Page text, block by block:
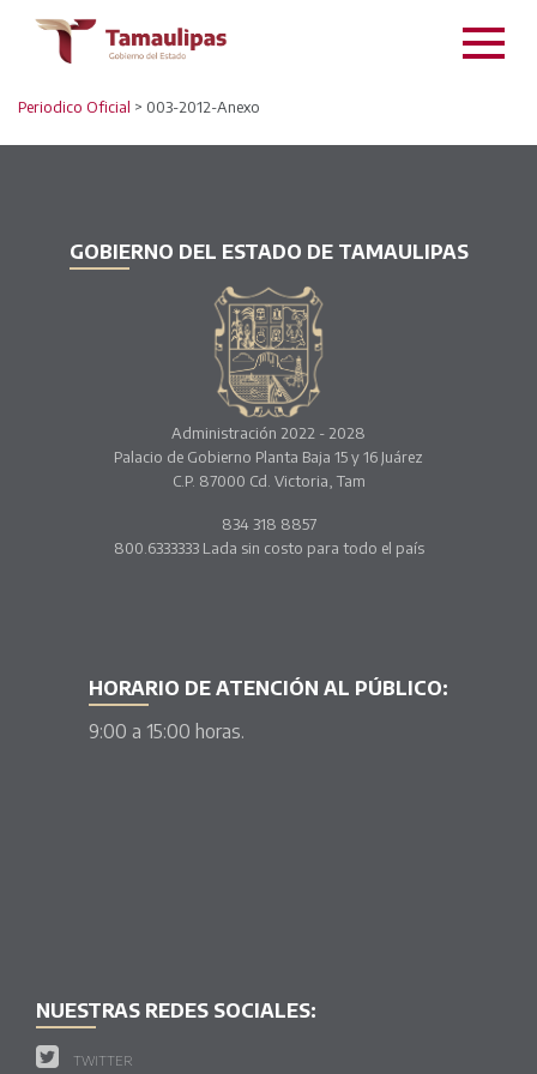
Periodico Oficial > 003-2012-Anexo
GOBIERNO DEL ESTADO DE TAMAULIPAS
Administración 2022 - 2028
Palacio de Gobierno Planta Baja 15 y 16 Juárez
C.P. 87000 Cd. Victoria, Tam
834 318 8857
800.6333333 Lada sin costo para todo el país
HORARIO DE ATENCIÓN AL PÚBLICO:
9:00 a 15:00 horas.
NUESTRAS REDES SOCIALES:
TWITTER